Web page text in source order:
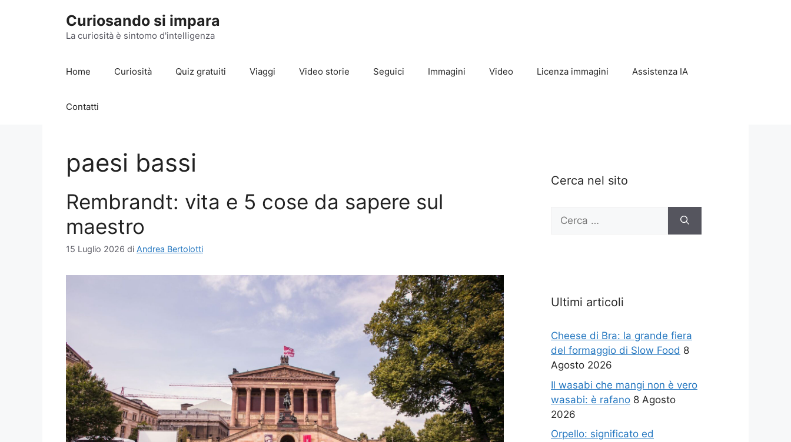
Curiosando si impara
La curiosità è sintomo d'intelligenza
Home Curiosità Quiz gratuiti Viaggi Video storie Seguici Immagini Video Licenza immagini Assistenza IA
Contatti
paesi bassi
Rembrandt: vita e 5 cose da sapere sul
maestro
15 Luglio 2026 di Andrea Bertolotti
Cerca nel sito
Ricerca
Ultimi articoli
Cheese di Bra: la grande fiera
del formaggio di Slow Food 8
Agosto 2026
Il wasabi che mangi non è vero
wasabi: è rafano 8 Agosto
2026
Orpello: significato ed